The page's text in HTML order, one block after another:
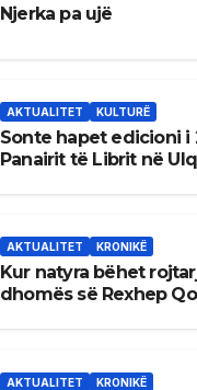
Njerka pa ujë
AKTUALITET KULTURË
Sonte hapet edicioni i
Panairit të Librit në
AKTUALITET KRONIKË
Kur natyra bëhet
dhomës së Rexhep
AKTUALITET KRONIKË